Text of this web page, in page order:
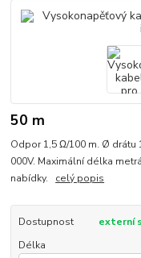
50 m
Odpor 1,5 Ω/100 m. Ø drátu
000V. Maximální délka
nabídky. celý popis
Dostupnost
externí
Délka